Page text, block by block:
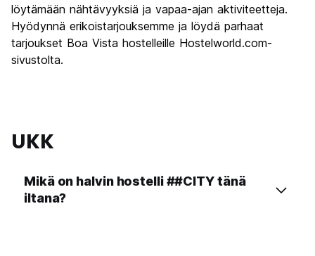
löytämään nähtävyyksiä ja vapaa-ajan aktiviteetteja.
Hyödynnä erikoistarjouksemme ja löydä parhaat
tarjoukset Boa Vista hostelleille Hostelworld.com-
sivustolta.
UKK
Mikä on halvin hostelli ##CITY tänä
iltana?